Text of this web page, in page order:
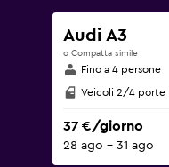
Audi A3
o Compatta simile
Fino a 4 persone
Veicoli 2/4 porte
37 €/giorno
28 ago - 31 ago